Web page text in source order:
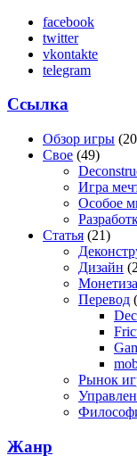
facebook
twitter
vkontakte
telegram
Ссылка
Обзор игры
Свое (49)
Игра
Особое
Статья (21)
Дизайн
Перевод
Рынок
Жанр